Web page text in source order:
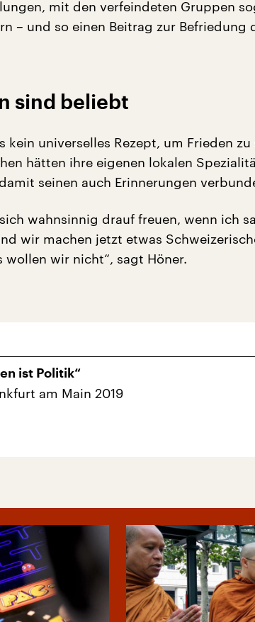
mit den verfeindeten Gruppen
– und so einen Beitrag zur Befriedung
sind beliebt
kein universelles Rezept, um Frieden
hätten ihre eigenen lokalen
seinen auch Erinnerungen
wahnsinnig drauf freuen, wenn ich
wir machen jetzt etwas
wollen wir nicht“, sagt Höner.
ist Politik“
am Main 2019